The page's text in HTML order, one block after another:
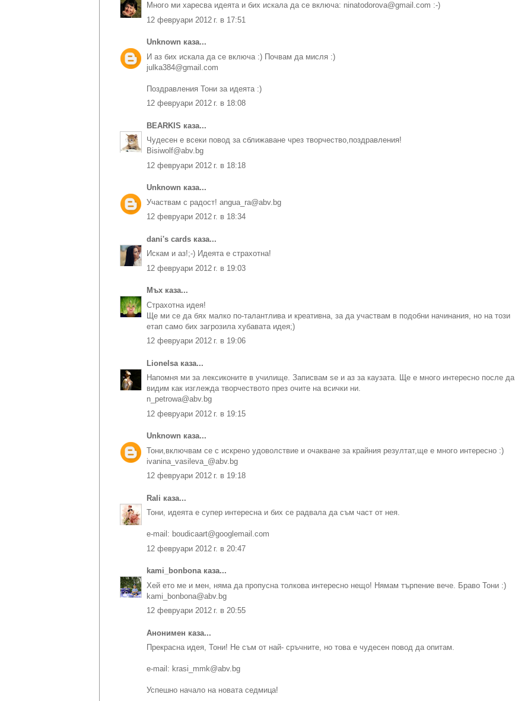
Много ми харесва идеята и бих искала да се включа: ninatodorova@gmail.com :-)
12 февруари 2012 г. в 17:51
Unknown каза...
И аз бих искала да се включа :) Почвам да мисля :)
julka384@gmail.com
Поздравления Тони за идеята :)
12 февруари 2012 г. в 18:08
BEARKIS каза...
Чудесен е всеки повод за сближаване чрез творчество,поздравления!
Bisiwolf@abv.bg
12 февруари 2012 г. в 18:18
Unknown каза...
Участвам с радост! angua_ra@abv.bg
12 февруари 2012 г. в 18:34
dani's cards каза...
Искам и аз!;-) Идеята е страхотна!
12 февруари 2012 г. в 19:03
Мъх каза...
Страхотна идея!
Ще ми се да бях малко по-талантлива и креативна, за да участвам в подобни начинания, но на този
етап само бих загрозила хубавата идея;)
12 февруари 2012 г. в 19:06
Lionelsa каза...
Напомня ми за лексиконите в училище. Записвам se и аз за каузата. Ще е много интересно после да
видим как изглежда творчеството през очите на всички ни.
n_petrowa@abv.bg
12 февруари 2012 г. в 19:15
Unknown каза...
Тони,включвам се с искрено удоволствие и очакване за крайния резултат,ще e много интересно :)
ivanina_vasileva_@abv.bg
12 февруари 2012 г. в 19:18
Rali каза...
Тони, идеята е супер интересна и бих се радвала да съм част от нея.
e-mail: boudicaart@googlemail.com
12 февруари 2012 г. в 20:47
kami_bonbonaказа...
Хей ето ме и мен, няма да пропусна толкова интересно нещо! Нямам търпение вече. Браво Тони :)
kami_bonbona@abv.bg
12 февруари 2012 г. в 20:55
Анонимен каза...
Прекрасна идея, Тони! Не съм от най- сръчните, но това е чудесен повод да опитам.
e-mail: krasi_mmk@abv.bg
Успешно начало на новата седмица!